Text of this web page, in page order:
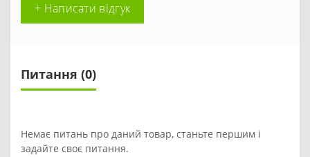
+ Написати відгук
Питання (0)
Немає питань про даний товар, станьте першим і
задайте своє питання.